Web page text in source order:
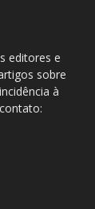
editores e
sobre
à